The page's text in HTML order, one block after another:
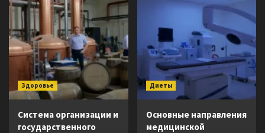
Здоровье
Система организации и
государственного
Диеты
Основные направления
медицинской